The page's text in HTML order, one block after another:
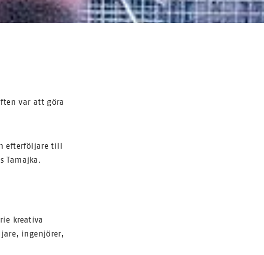
var att göra
efterföljare till
Tamajka.
kreativa
ingenjörer,